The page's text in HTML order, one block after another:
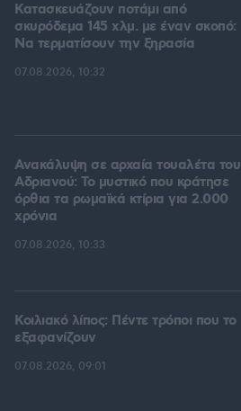
Κατασκευάζουν ποτάμι από
σκυρόδεμα 145 χλμ. με έναν σκοπό:
Να τερματίσουν την ξηρασία
07.08.2026, 10:32
Ανακάλυψη σε αρχαία τουαλέτα του
Αδριανού: Το μυστικό που κράτησε
όρθια τα ρωμαϊκά κτίρια για 2.000
χρόνια
07.08.2026, 10:33
Κοιλιακό λίπος: Πέντε τρόποι που το
εξαφανίζουν
07.08.2026, 09:01